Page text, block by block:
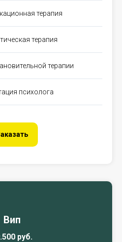
терапия
терапия
терапии
психолога
Вип
руб.